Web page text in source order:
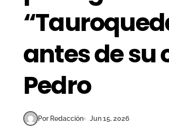
antes de su
Pedro
Por Redacción Jun 15, 2026